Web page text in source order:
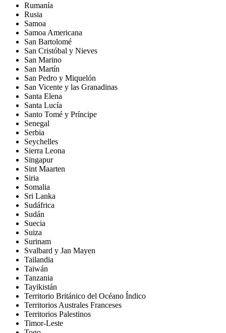
Rumanía
Rusia
Samoa
Samoa Americana
San Bartolomé
San Cristóbal y Nieves
San Marino
San Martín
San Pedro y Miquelón
San Vicente y las Granadinas
Santa Elena
Santa Lucía
Santo Tomé y Príncipe
Senegal
Serbia
Seychelles
Sierra Leona
Singapur
Sint Maarten
Siria
Somalia
Sri Lanka
Sudáfrica
Sudán
Suecia
Suiza
Surinam
Svalbard y Jan Mayen
Tailandia
Taiwán
Tanzania
Tayikistán
Territorio Británico del Océano Índico
Territorios Australes Franceses
Territorios Palestinos
Timor-Leste